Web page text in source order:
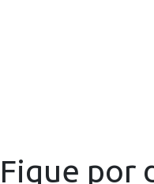
Fique por